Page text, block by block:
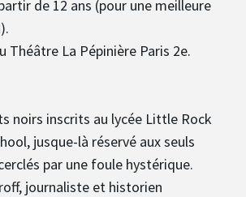
de 12 ans (pour une meilleure
Théâtre La Pépinière Paris 2e.
noirs inscrits au lycée Little Rock
jusque-là réservé aux seuls
par une foule hystérique.
journaliste et historien